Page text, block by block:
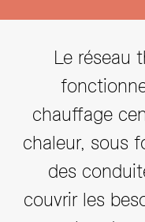
Le réseau
chauffage
chaleur, sous
des
couvrir les